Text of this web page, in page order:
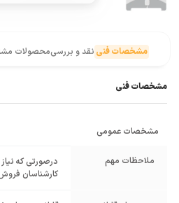
مشخصات فنی نقد و بررسیمحصولات
مشخصات فنی
مشخصات عمومی
ملاحظات مهم
درصورتی که
کارشناسان